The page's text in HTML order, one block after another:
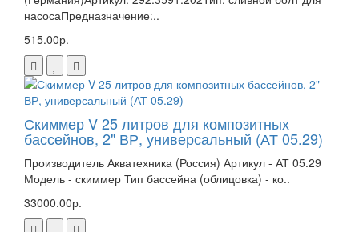
насосаПредназначение:..
515.00р.
Скиммер V 25 литров для композитных
бассейнов, 2" ВР, универсальный (АТ 05.29)
Производитель Акватехника (Россия) Артикул - АТ 05.29
Модель - скиммер Тип бассейна (облицовка) - ко..
33000.00р.